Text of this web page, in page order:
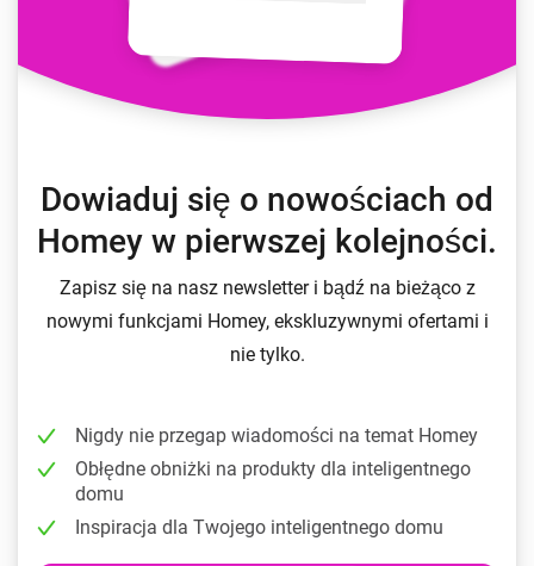
Dowiaduj się o nowościach od
Homey w pierwszej kolejności.
Zapisz się na nasz newsletter i bądź na bieżąco z
nowymi funkcjami Homey, ekskluzywnymi ofertami i
nie tylko.
Nigdy nie przegap wiadomości na temat Homey
Obłędne obniżki na produkty dla inteligentnego
domu
Inspiracja dla Twojego inteligentnego domu